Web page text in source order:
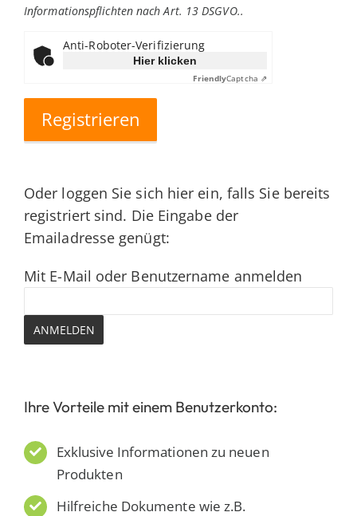
Informationspflichten nach Art. 13 DSGVO..
Anti-Roboter-Verifizierung
Hier klicken
FriendlyCaptcha ⇗
Oder loggen Sie sich hier ein, falls Sie bereits
registriert sind. Die Eingabe der
Emailadresse genügt:
Mit E-Mail oder Benutzername anmelden
Ihre Vorteile mit einem Benutzerkonto:
Exklusive Informationen zu neuen
Produkten
Hilfreiche Dokumente wie z.B.